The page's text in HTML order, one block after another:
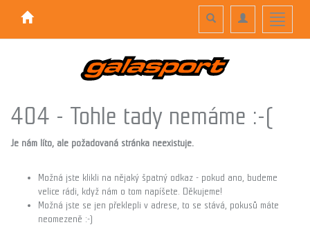
Toggle
Toggle
navigation
Toggle
search
404 - Tohle tady nemáme :-(
Je nám líto, ale požadovaná stránka neexistuje.
Možná jste klikli na nějaký špatný odkaz - pokud ano, budeme
velice rádi, když nám o tom napíšete. Děkujeme!
Možná jste se jen překlepli v adrese, to se stává, pokusů máte
neomezeně :-)